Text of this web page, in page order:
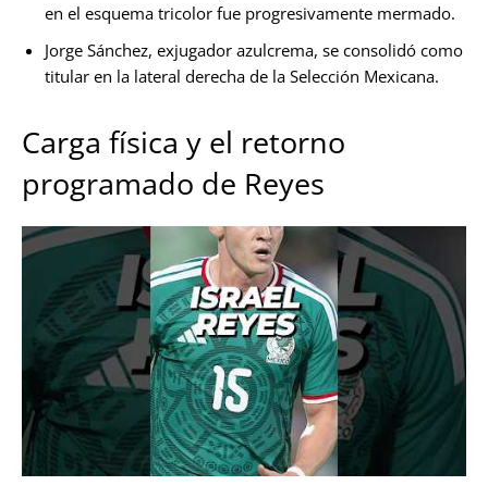
en el esquema tricolor fue progresivamente mermado.
Jorge Sánchez, exjugador azulcrema, se consolidó como
titular en la lateral derecha de la Selección Mexicana.
Carga física y el retorno
programado de Reyes